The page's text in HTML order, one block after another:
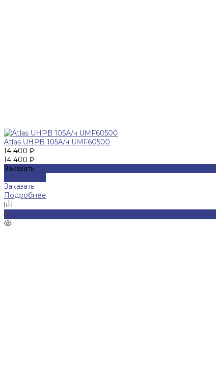
Atlas UHPB 105А/ч UMF60500
14 400 ₽
14 400 ₽
Заказать
Заказать
Подробнее